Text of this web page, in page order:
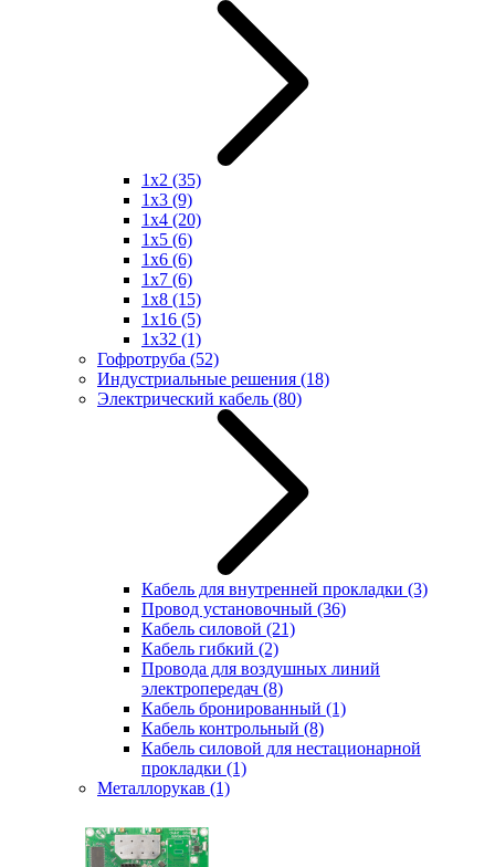
1x2 (35)
1x3 (9)
1x4 (20)
1x5 (6)
1x6 (6)
1x7 (6)
1x8 (15)
1x16 (5)
1x32 (1)
Гофротруба (52)
Индустриальные решения (18)
Электрический кабель (80)
Кабель для внутренней прокладки (3)
Провод установочный (36)
Кабель силовой (21)
Кабель гибкий (2)
Провода для воздушных линий
электропередач (8)
Кабель бронированный (1)
Кабель контрольный (8)
Кабель силовой для нестационарной
прокладки (1)
Металлорукав (1)